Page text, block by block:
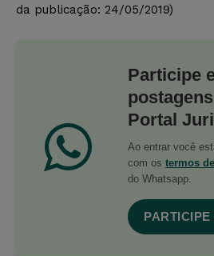
da publicação: 24/05/2019)
Participe
Portal
Ao entrar você
com os termos
do Whatsapp.